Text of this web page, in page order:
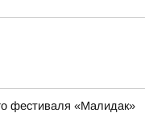
фестиваля «Малидак»